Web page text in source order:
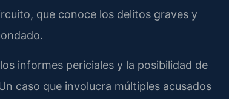
que conoce los delitos graves y
informes periciales y la posibilidad de
caso que involucra múltiples acusados